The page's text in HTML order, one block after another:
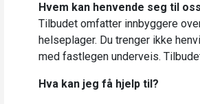
Hvem kan henvende seg til
Tilbudet omfatter innbyggere
helseplager. Du trenger ikke
med fastlegen underveis.
Hva kan jeg få hjelp til?